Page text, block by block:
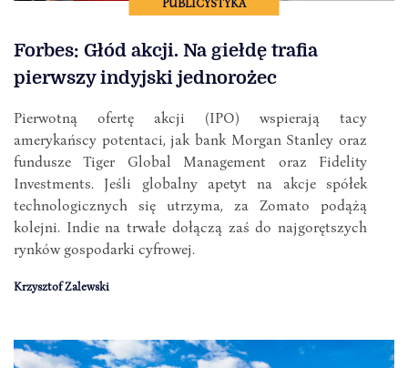
Forbes: Głód akcji. Na giełdę trafia
pierwszy indyjski jednorożec
Pierwotną ofertę akcji (IPO) wspierają tacy
amerykańscy potentaci, jak bank Morgan Stanley oraz
fundusze Tiger Global Management oraz Fidelity
Investments. Jeśli globalny apetyt na akcje spółek
technologicznych się utrzyma, za Zomato podążą
kolejni. Indie na trwałe dołączą zaś do najgorętszych
rynków gospodarki cyfrowej.
Krzysztof Zalewski